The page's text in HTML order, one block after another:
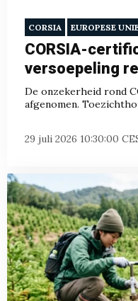
CORSIA EUROPESE
CORSIA-
versoepeling
De onzekerheid rond
afgenomen.
29 juli 2026 10:30:00